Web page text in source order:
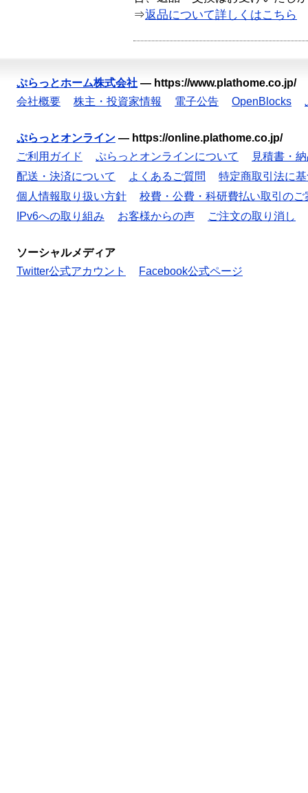
⇒返品について詳しくはこちら
ぷらっとホーム株式会社 — https://www.plathome.co.jp/
会社概要
株主・投資家情報 電子公告 OpenBlocks
ぷらっとオンライン — https://online.plathome.co.jp/
ご利用ガイド
ぷらっとオンラインについて
見積書・
配送・決済について
よくあるご質問
特定商取引法に
個人情報取り扱い方針
校費・公費・科研費払い取引のご
IPv6への取り組み
お客様からの声 ご注文の取り消し
ソーシャルメディア
Twitter公式アカウント
Facebook公式ページ